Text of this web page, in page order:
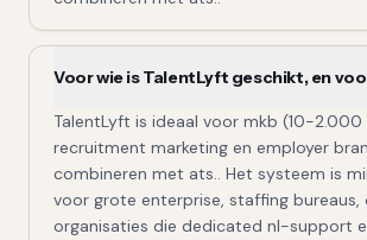
Voor wie is TalentLyft geschikt, en
TalentLyft is ideaal voor mkb (10-
recruitment marketing en employer
combineren met ats.. Het systeem is
voor grote enterprise, staffing bureaus,
organisaties die dedicated nl-support